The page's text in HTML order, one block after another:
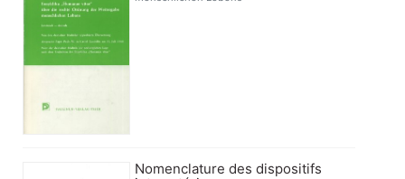
Nomenclature des dispositifs